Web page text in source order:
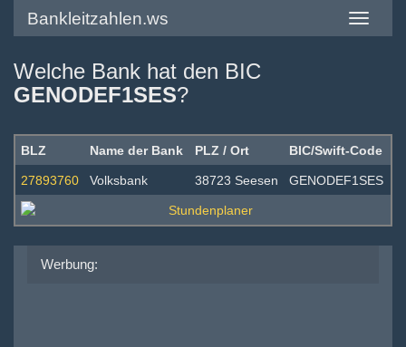
Toggle
Bankleitzahlen.ws
Welche Bank hat den BIC
GENODEF1SES?
BLZ Name der Bank PLZ / Ort BIC/Swift-Code
27893760 Volksbank 38723 Seesen GENODEF1SES
Werbung: